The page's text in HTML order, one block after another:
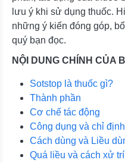
lưu ý khi sử dụng thuốc.
những ý kiến đóng góp,
quý bạn đọc.
NỘI DUNG CHÍNH CỦA
Sotstop là thuốc gì?
Thành phần
Cơ chế tác động
Công dụng và chỉ định
Cách dùng và Liều
Quá liều và cách xử trí